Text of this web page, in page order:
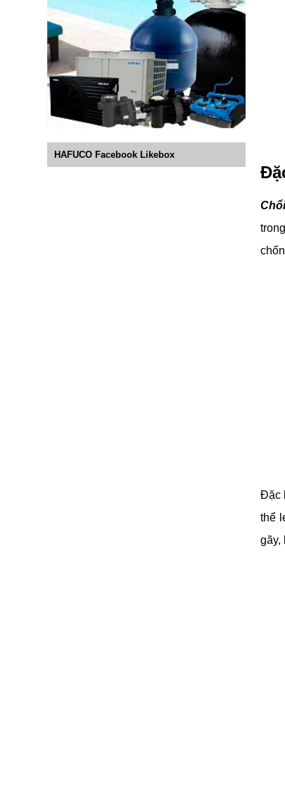
Đặc
thể
gãy,
HAFUCO Facebook Likebox